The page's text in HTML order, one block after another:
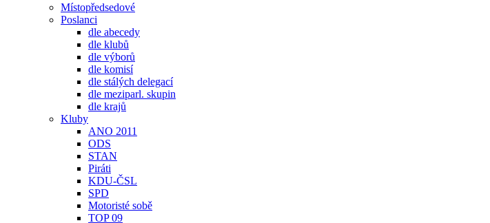
Místopředsedové
Poslanci
dle abecedy
dle klubů
dle výborů
dle komisí
dle stálých delegací
dle meziparl. skupin
dle krajů
Kluby
ANO 2011
ODS
STAN
Piráti
KDU-ČSL
SPD
Motoristé sobě
TOP 09